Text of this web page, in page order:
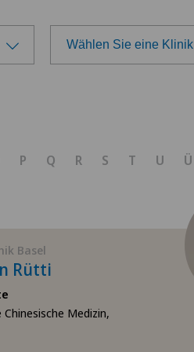
Wählen Sie eine Klinik
Clinica Ars Medica
P Q R S T U Ü
Basel
Rütti
Medizin,